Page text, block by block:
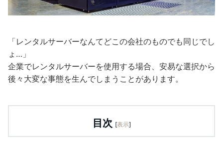
「レンタルサーバーなんてどこの会社のものでも同じでし
ょ…」
企業でレンタルサーバーを使用する場合、安易な選択から
後々大変な事態を生んでしまうことがあります。
目次 [表示]